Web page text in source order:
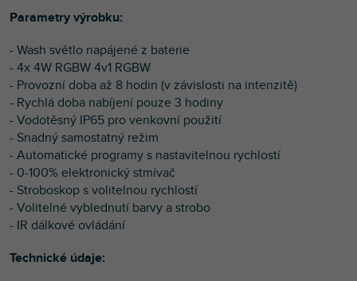
Parametry výrobku:
- Wash světlo napájené z baterie
- 4x 4W RGBW 4v1 RGBW
- Provozní doba až 8 hodin (v závislosti na intenzitě)
- Rychlá doba nabíjení pouze 3 hodiny
- Vodotěsný IP65 pro venkovní použití
- Snadný samostatný režim
- Automatické programy s nastavitelnou rychlostí
- 0-100% elektronický stmívač
- Stroboskop s volitelnou rychlostí
- Volitelné vyblednutí barvy a strobo
- IR dálkové ovládání
Technické údaje: